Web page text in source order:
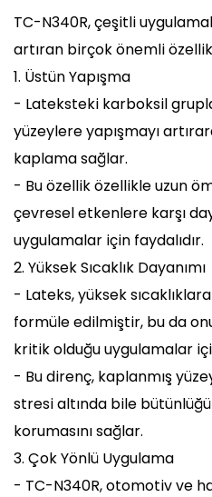
TC-N340R, çeşitli
artıran birçok önemli
1. Üstün Yapışma
- Lateksteki karboksil
yüzeylere yapışmayı
kaplama sağlar.
- Bu özellik özellikle uzun
çevresel etkenlere karşı
uygulamalar için faydalıdır.
2. Yüksek Sıcaklık Dayanımı
- Lateks, yüksek
formüle edilmiştir, bu da
kritik olduğu uygulamalar
- Bu direnç, kaplanmış
stresi altında bile
korumasını sağlar.
3. Çok Yönlü Uygulama
- TC-N340R, otomotiv ve